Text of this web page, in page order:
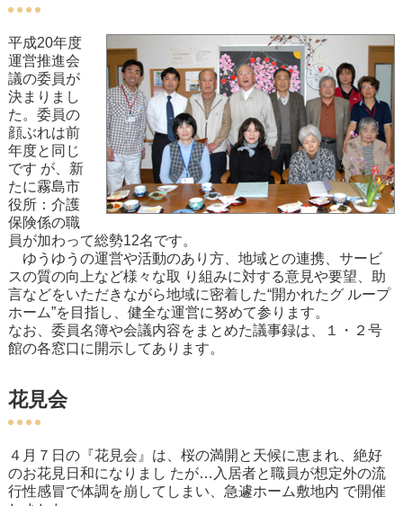
平成20年度
運営推進会
議の委員が
決まりまし
た。委員の
顔ぶれは前
年度と同じ
です が、新
たに霧島市
役所：介護
保険係の職
員が加わって総勢12名です。
ゆうゆうの運営や活動のあり方、地域との連携、サービ
スの質の向上など様々な取 り組みに対する意見や要望、助
言などをいただきながら地域に密着した“開かれたグ ループ
ホーム”を目指し、健全な運営に努めて参ります。
なお、委員名簿や会議内容をまとめた議事録は、１・２号
館の各窓口に開示してあります。
花見会
４月７日の『花見会』は、桜の満開と天候に恵まれ、絶好
のお花見日和になりまし たが…入居者と職員が想定外の流
行性感冒で体調を崩してしまい、急遽ホーム敷地内 で開催